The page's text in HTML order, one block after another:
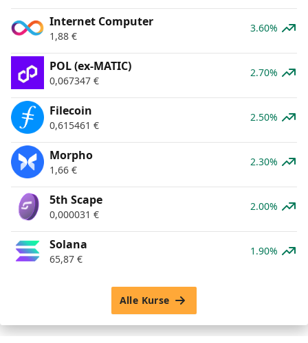
Internet Computer
1,88 €
3.60%
POL (ex-MATIC)
0,067347 €
2.70%
Filecoin
0,615461 €
2.50%
Morpho
1,66 €
2.30%
5th Scape
0,000031 €
2.00%
Solana
65,87 €
1.90%
Alle Kurse